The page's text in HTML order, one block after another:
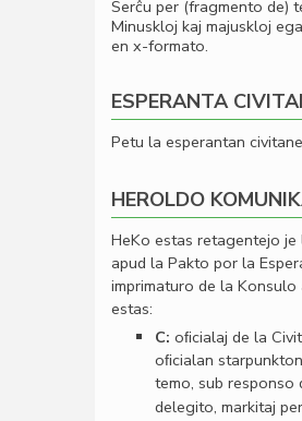
Serĉu per (fragmento de)
Minuskloj kaj majuskloj
en x-formato.
ESPERANTA
Petu la esperantan
HEROLDO
HeKo estas retagentejo
apud la Pakto por la
imprimaturo de la
estas:
C: oﬁcialaj de la
oﬁcialan
temo, sub responso
delegito, markitaj